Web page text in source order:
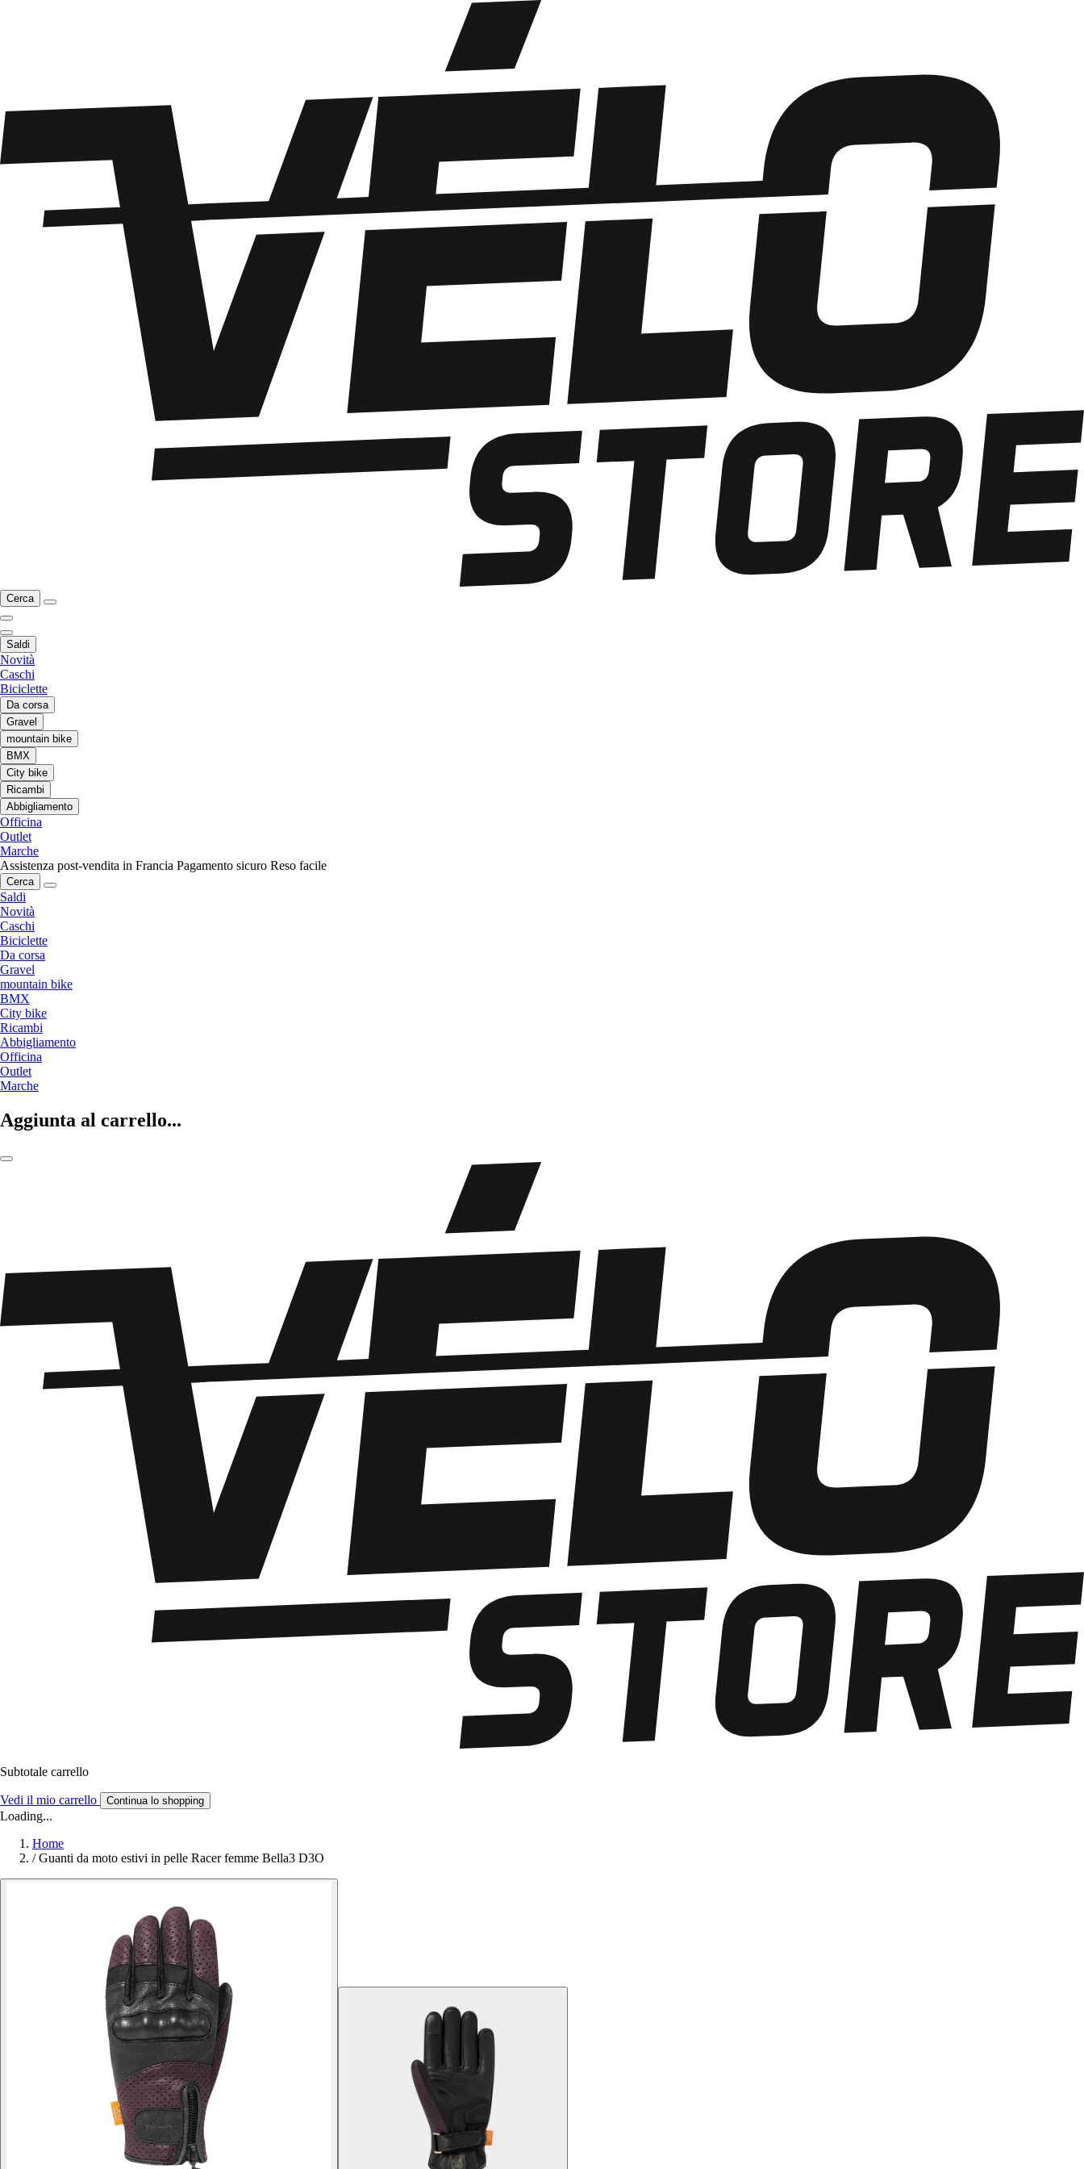
Cerca
Saldi
Novità
Caschi
Biciclette
Da corsa
Gravel
mountain bike
BMX
City bike
Ricambi
Abbigliamento
Officina
Outlet
Marche
Assistenza post-vendita in Francia Pagamento sicuro Reso facile
Cerca
Saldi
Novità
Caschi
Biciclette
Da corsa
Gravel
mountain bike
BMX
City bike
Ricambi
Abbigliamento
Officina
Outlet
Marche
Aggiunta al carrello...
Subtotale carrello
Vedi il mio carrello Continua lo shopping
Loading...
Home
/ Guanti da moto estivi in pelle Racer femme Bella3 D3O